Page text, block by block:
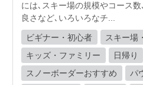
には､スキー場の規模やコース
良さなど､いろいろなチ...
ビギナー・初心者
スキー場
キッズ・ファミリー
日帰り
スノーボーダーおすすめ
パ